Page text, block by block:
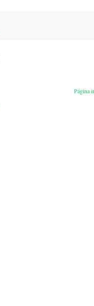
Página